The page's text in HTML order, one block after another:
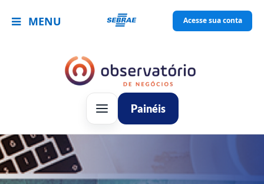
MENU Acesse sua conta
Painéis